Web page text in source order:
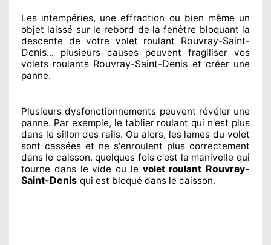
Les intempéries, une effraction ou bien même un
objet laissé sur le rebord de la fenêtre bloquant la
descente de votre volet roulant Rouvray-Saint-
Denis... plusieurs causes peuvent fragiliser vos
volets roulants Rouvray-Saint-Denis et créerune
panne.
Plusieurs dysfonctionnements peuvent révélerune
panne. Par exemple, le tablier roulant qui n'est plus
dans le sillon des rails. Ou alors, les lames du volet
sont cassées et ne s'enroulent plus correctement
dans le caisson. quelques foisc'est la manivelle qui
tourne dans le vide ou le volet roulant Rouvray-
Saint-Denis qui est bloqué dans le caisson.